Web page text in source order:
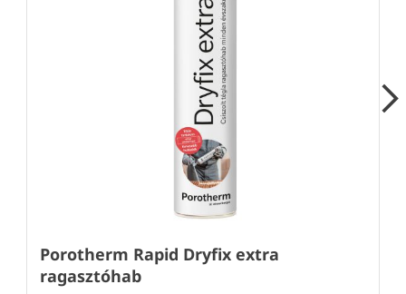
Porotherm Rapid Dryfix extra
ragasztóhab